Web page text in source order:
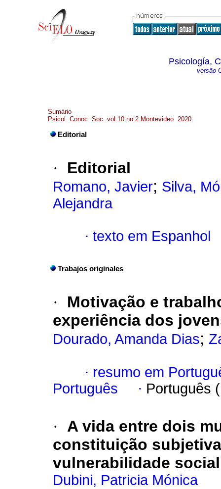
Psicología,
versão
Sumário
Psicol. Conoc. Soc. vol.10 no.2 Montevideo 2020
Editorial
· Editorial
Romano, Javier; Silva,
Alejandra
· texto em Espanhol
Trabajos originales
·
Motivação e
experiência dos
Dourado, Amanda Dias;
· resumo em
Português
· Português
·
A vida entre dois
constituição
vulnerabilidade social
Dubini, Patricia Mónica